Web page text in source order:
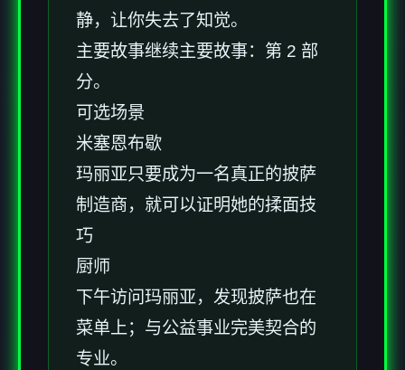
静，让你失去了知觉。
主要故事继续主要故事：第 2 部
分。
可选场景
米塞恩布歇
玛丽亚只要成为一名真正的披萨
制造商，就可以证明她的揉面技
巧
厨师
下午访问玛丽亚，发现披萨也在
菜单上；与公益事业完美契合的
专业。